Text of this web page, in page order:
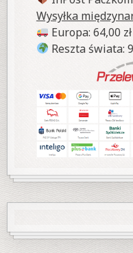
Wysyłka
Europa: 64,00 zł
Reszta świata: